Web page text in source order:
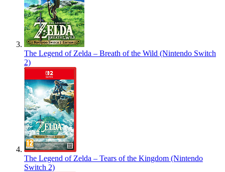
The Legend of Zelda – Breath of the Wild (Nintendo Switch
2)
The Legend of Zelda – Tears of the Kingdom (Nintendo
Switch 2)